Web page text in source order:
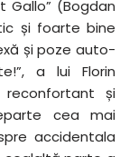
(Bogdan
și foarte bine
și poze auto-
a lui Florin
și
cea mai
accidentala